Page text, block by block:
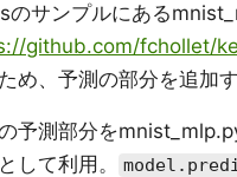
のサンプルにある
github.com/fchollet/
め、予測の部分を追加す
予測部分を
して利用。